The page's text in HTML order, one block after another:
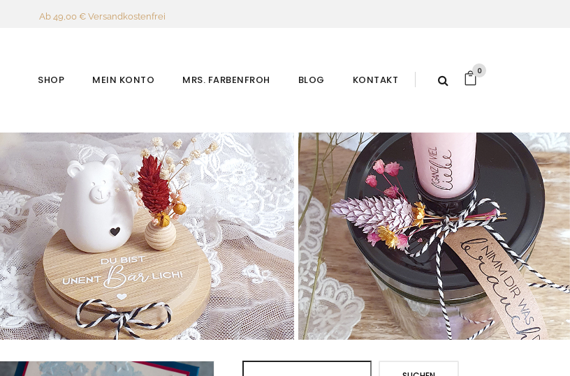
Ab 49,00 € Versandkostenfrei
SHOP MEIN KONTO MRS. FARBENFROH BLOG KONTAKT
0